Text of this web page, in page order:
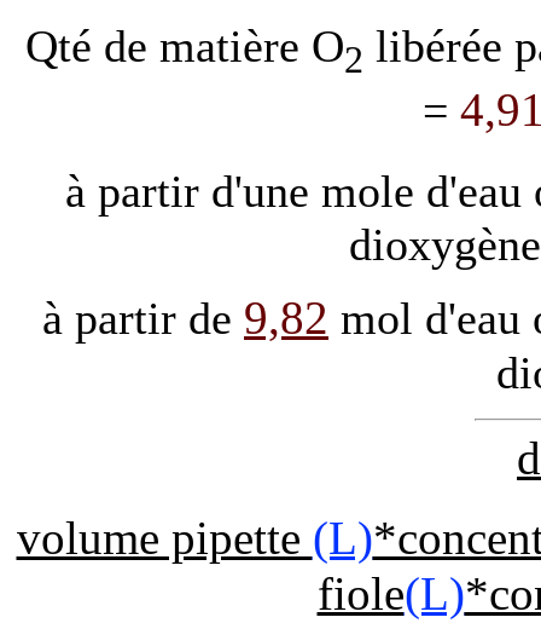
Qté de matière O2 libérée
=
à partir d'une mole
à partir de 9,82 mol d'eau
volume pipette (L)
fiole(L)